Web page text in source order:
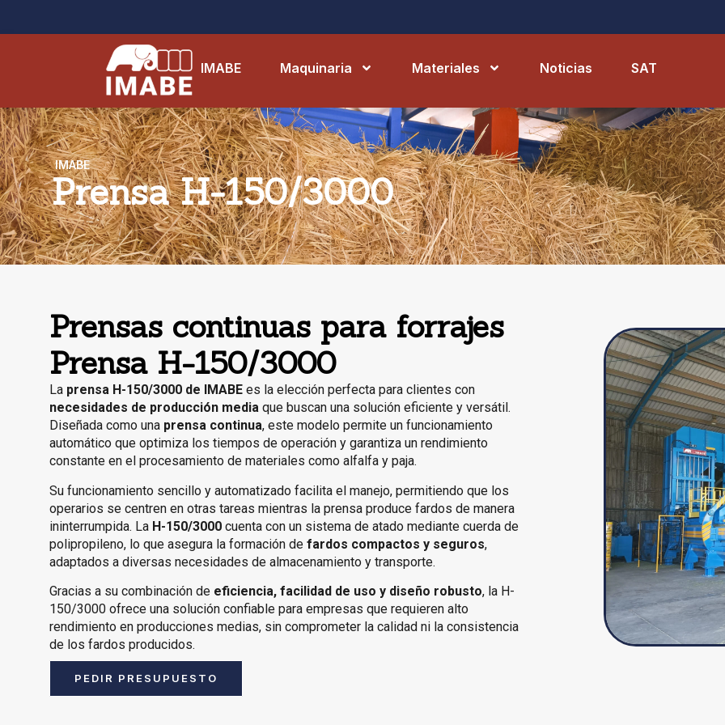
IMABE Maquinaria Materiales Noticias SAT
IMABE
Prensa H-150/3000
Prensas continuas para forrajes
Prensa H-150/3000
La prensa H-150/3000 de IMABE es la elección perfecta para clientes con
necesidades de producción media que buscan una solución eficiente y versátil.
Diseñada como una prensa continua, este modelo permite un funcionamiento
automático que optimiza los tiempos de operación y garantiza un rendimiento
constante en el procesamiento de materiales como alfalfa y paja.
Su funcionamiento sencillo y automatizado facilita el manejo, permitiendo que los
operarios se centren en otras tareas mientras la prensa produce fardos de manera
ininterrumpida. La H-150/3000 cuenta con un sistema de atado mediante cuerda de
polipropileno, lo que asegura la formación de fardos compactos y seguros,
adaptados a diversas necesidades de almacenamiento y transporte.
Gracias a su combinación de eficiencia, facilidad de uso y diseño robusto, la H-
150/3000 ofrece una solución confiable para empresas que requieren alto
rendimiento en producciones medias, sin comprometer la calidad ni la consistencia
de los fardos producidos.
PEDIR PRESUPUESTO